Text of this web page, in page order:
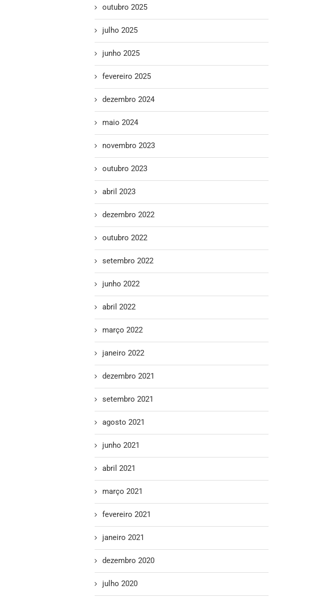
outubro 2025
julho 2025
junho 2025
fevereiro 2025
dezembro 2024
maio 2024
novembro 2023
outubro 2023
abril 2023
dezembro 2022
outubro 2022
setembro 2022
junho 2022
abril 2022
março 2022
janeiro 2022
dezembro 2021
setembro 2021
agosto 2021
junho 2021
abril 2021
março 2021
fevereiro 2021
janeiro 2021
dezembro 2020
julho 2020